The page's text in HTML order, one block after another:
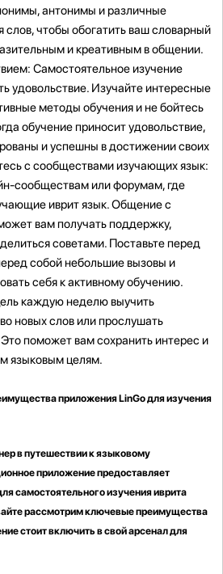
антонимы и различные
слов, чтобы обогатить ваш словарный
и креативным в общении.
Самостоятельное изучение
удовольствие. Изучайте интересные
методы обучения и не бойтесь
обучение приносит удовольствие,
и успешны в достижении своих
с сообществами изучающих язык:
сообществам или форумам, где
иврит язык. Общение с
вам получать поддержку,
советами. Поставьте перед
собой небольшие вызовы и
себя к активному обучению.
каждую неделю выучить
новых слов или прослушать
поможет вам сохранить интерес и
языковым целям.
приложения LinGo для изучения
в путешествии к языковому
приложение предоставляет
самостоятельного изучения иврита
рассмотрим ключевые преимущества
стоит включить в свой арсенал для